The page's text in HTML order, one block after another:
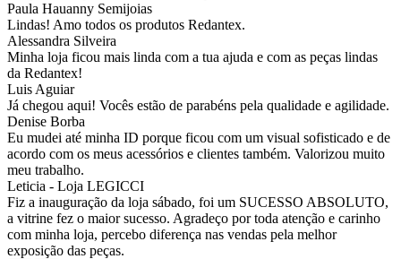
Paula Hauanny Semijoias
Lindas! Amo todos os produtos Redantex.
Alessandra Silveira
Minha loja ficou mais linda com a tua ajuda e com as peças lindas
da Redantex!
Luis Aguiar
Já chegou aqui! Vocês estão de parabéns pela qualidade e agilidade.
Denise Borba
Eu mudei até minha ID porque ficou com um visual sofisticado e de
acordo com os meus acessórios e clientes também. Valorizou muito
meu trabalho.
Leticia - Loja LEGICCI
Fiz a inauguração da loja sábado, foi um SUCESSO ABSOLUTO,
a vitrine fez o maior sucesso. Agradeço por toda atenção e carinho
com minha loja, percebo diferença nas vendas pela melhor
exposição das peças.